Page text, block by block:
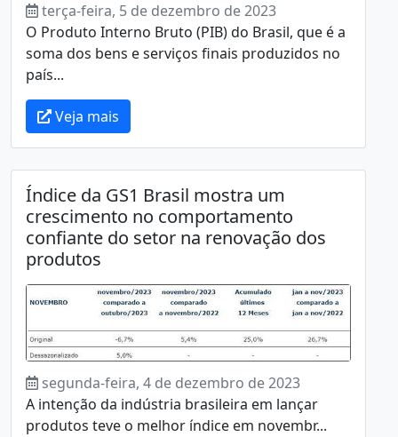
terça-feira, 5 de dezembro de 2023
O Produto Interno Bruto (PIB) do Brasil, que é a
soma dos bens e serviços finais produzidos no
país...
Veja mais
Índice da GS1 Brasil mostra um
crescimento no comportamento
confiante do setor na renovação dos
produtos
segunda-feira, 4 de dezembro de 2023
A intenção da indústria brasileira em lançar
produtos teve o melhor índice em novembr...